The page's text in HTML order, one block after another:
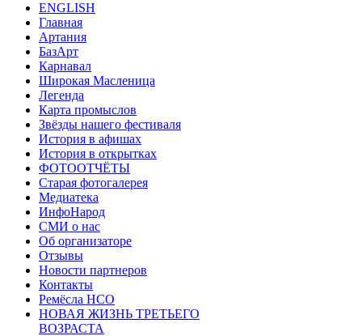
ENGLISH
Главная
Артания
БазАрт
Карнавал
Широкая Масленица
Легенда
Карта промыслов
Звёзды нашего фестиваля
История в афишах
История в открытках
ФОТООТЧЁТЫ
Старая фотогалерея
Медиатека
ИнфоНарод
СМИ о нас
Об организаторе
Отзывы
Новости партнеров
Контакты
Ремёсла НСО
НОВАЯ ЖИЗНЬ ТРЕТЬЕГО
ВОЗРАСТА